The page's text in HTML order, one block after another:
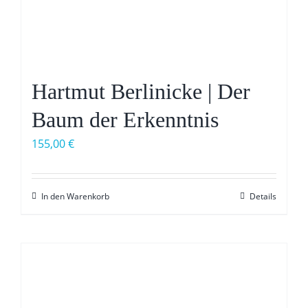
Hartmut Berlinicke | Der
Baum der Erkenntnis
155,00€
In den Warenkorb Details